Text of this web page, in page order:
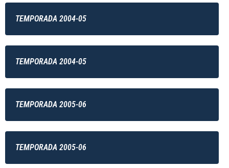
TEMPORADA 2004-05
TEMPORADA 2004-05
TEMPORADA 2005-06
TEMPORADA 2005-06